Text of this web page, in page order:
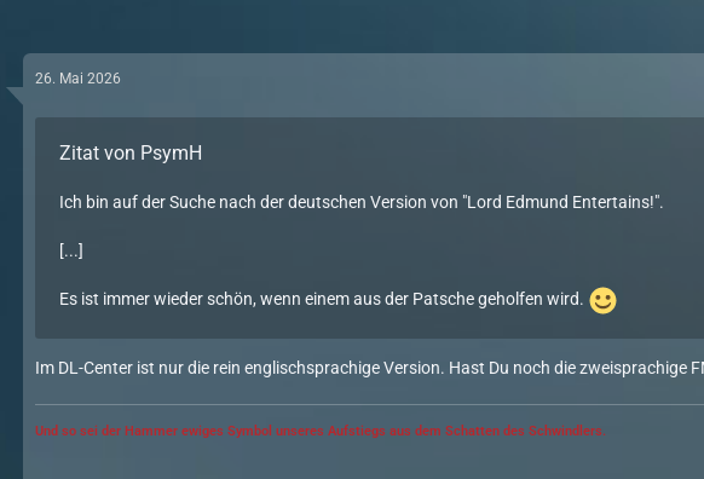
26. Mai 2026
Zitat von PsymH
Ich bin auf der Suche nach der deutschen Version von "Lord Edmund Entertains!".
[...]
Es ist immer wieder schön, wenn einem aus der Patsche geholfen wird.
Im DL-Center ist nur die rein englischsprachige Version. Hast Du noch die zweisprachige
Und so sei der Hammer ewiges Symbol unseres Aufstiegs aus dem Schatten des Schwindlers.